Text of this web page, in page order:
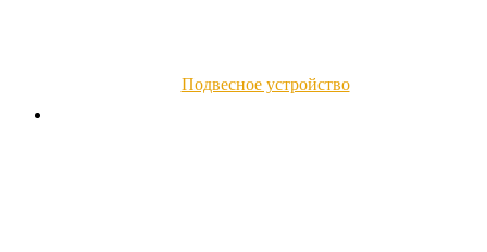
Подвесное устройство